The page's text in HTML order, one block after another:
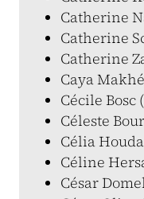
Catherine
Catherine
Catherine
Caya
Cécile Bosc
Céleste
Célia
Céline
César